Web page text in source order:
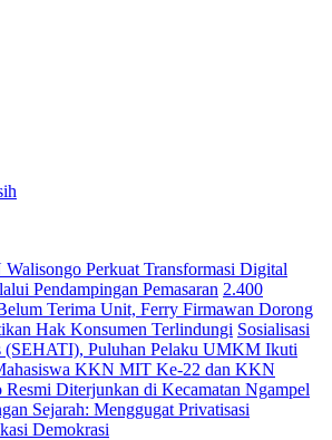
Perkuat Transformasi Digital
Pendampingan Pemasaran 2.400
Terima Unit, Ferry Firmawan Dorong
Hak Konsumen Terlindungi Sosialisasi
(SEHATI), Puluhan Pelaku UMKM Ikuti
KKN MIT Ke-22 dan KKN
Diterjunkan di Kecamatan Ngampel
Sejarah: Menggugat Privatisasi
Demokrasi